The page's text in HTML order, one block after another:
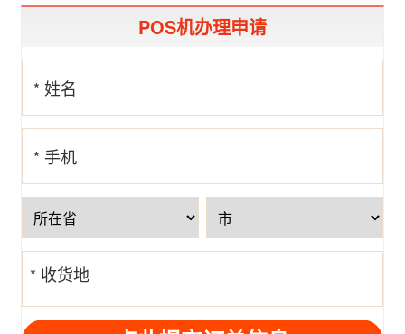
POS机办理申请
* 姓名
* 手机
号
* 收货地
址